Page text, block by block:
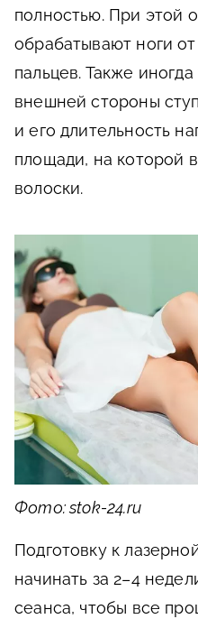
полностью. При этой
обрабатывают ноги
пальцев. Также
внешней стороны
и его длительность
площади, на которой
волоски.
Фото: stok-24.ru
Подготовку к
начинать за 2–4
сеанса, чтобы все